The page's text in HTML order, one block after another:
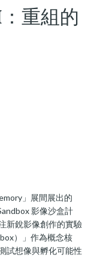
重組的
」展間展出的
影像沙盒計
新銳影像創作的實驗
）」作為概念核
試想像與孵化可能性